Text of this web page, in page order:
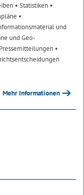
• Statistiken •
•
und
und Geo-
•
Mehr Informationen